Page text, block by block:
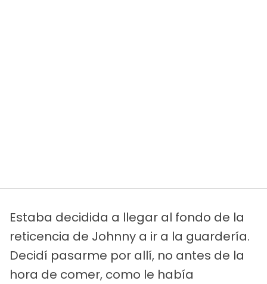
Estaba decidida a llegar al fondo de la
reticencia de Johnny a ir a la guardería.
Decidí pasarme por allí, no antes de la
hora de comer, como le había